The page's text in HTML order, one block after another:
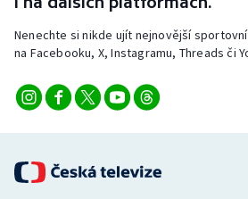
Nenechte si nikde ujít nejnovější
na Facebooku, X, Instagramu, Threads či